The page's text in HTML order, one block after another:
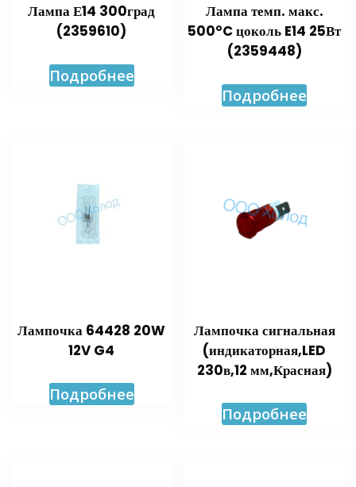
Лампа Е14 300град
(2359610)
Подробнее
Лампа темп. макс.
500°C цоколь E14 25Вт
(2359448)
Подробнее
Лампочка 64428 20W
12V G4
Подробнее
Лампочка сигнальная
(индикаторная,LED
230в,12 мм,Красная)
Подробнее